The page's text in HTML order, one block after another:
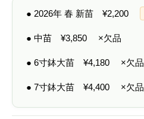
,
0
● 2026年 春 新苗 ¥2,200
● 中苗 ¥3,850 ×欠品
● 6寸鉢大苗 ¥4,180 ×欠品
● 7寸鉢大苗 ¥4,400 ×欠品